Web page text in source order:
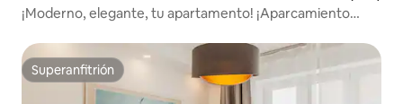
¡Moderno, elegante, tu apartamento! ¡Aparcamiento
Superanfitrión
Superanfitrión